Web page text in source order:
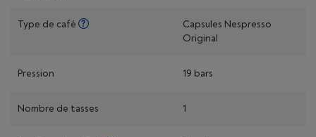
Type de café
Capsules Nespresso
Original
Pression 19 bars
Nombre de tasses 1